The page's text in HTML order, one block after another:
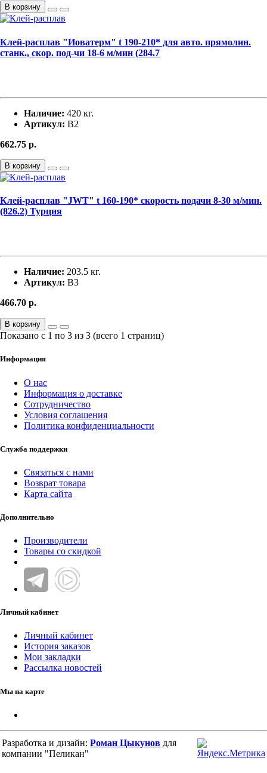
В корзину
Клей-расплав "Иоватерм" t 190-210* для авто. прямолин.
станк., скор. под-чи 18-6 м/мин (284.7
Наличие: 420 кг.
Артикул: В2
662.75 р.
В корзину
Клей-расплав "JWT" t 160-190* скорость подачи 8-30 м/мин.
(826.2) Турция
Наличие: 203.5 кг.
Артикул: В3
466.70 р.
В корзину
Показано с 1 по 3 из 3 (всего 1 страниц)
Информация
О нас
Информация о доставке
Сотрудничество
Условия соглашения
Политика конфиденциальности
Служба поддержки
Связаться с нами
Возврат товара
Карта сайта
Дополнительно
Производители
Товары со скидкой
Личный кабинет
Личный кабинет
История заказов
Мои закладки
Рассылка новостей
Мы на карте
Разработка и дизайн: Роман Цыкунов для
компании "Пеликан"